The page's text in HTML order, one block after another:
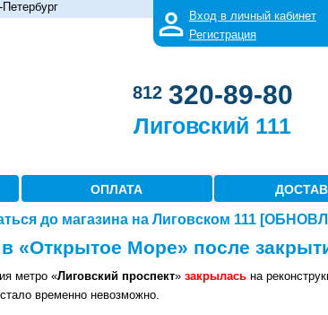
Вход в личный кабинет
Регистрация
812 320-89-80
Лиговский 111
ОПЛАТА
до магазина на Лиговском 111
«Открытое Море» после
метро «Лиговский проспект» закрыласьна
временно невозможно.